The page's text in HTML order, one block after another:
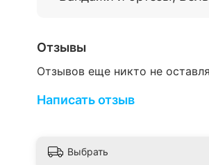
Отзывы
Отзывов еще никто не
Написать отзыв
Выбрать